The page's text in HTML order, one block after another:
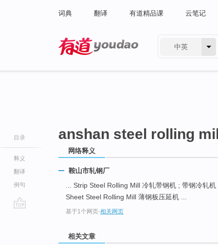
词典 翻译 有道精品课 云笔记
中英
目录
释义
翻译
例句
anshan steel rolling
网络释义
鞍山市轧钢厂
... Strip Steel Rolling Mill 冷轧带钢机 ; 带钢冷轧机
Sheet Steel Rolling Mill 薄钢板压延机 ...
基于1个网页-相关网页
相关文章